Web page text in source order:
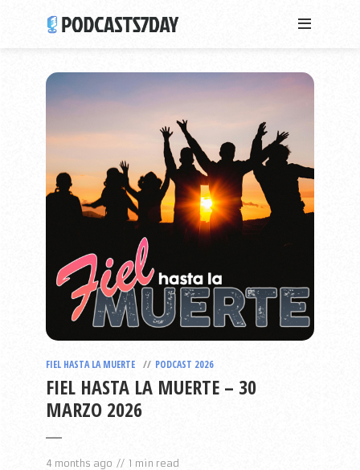
FIEL HASTA LA MUERTE PODCAST 2026
FIEL HASTA LA MUERTE – 30
MARZO 2026
4 months ago 1 min read